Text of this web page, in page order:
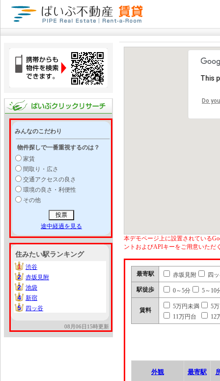
みんなのこだわり
物件探しで一番重視するのは？
家賃
間取り・広さ
交通アクセスの良さ
環境の良さ・利便性
その他
途中経過を見る
住みたい駅ランキング
1
1
渋谷
2
2
赤坂見附
2
2
池袋
4
4
新宿
5
5 四ッ谷
08月06日15時更新
This
Do
本デモページ上に設置されている
ントおよびAPIキーをご用意いただ
最寄駅 赤坂見附 四
駅徒歩 0～5分 5～10
賃料
5万円未満
5
11万円台
12
外観 最寄駅